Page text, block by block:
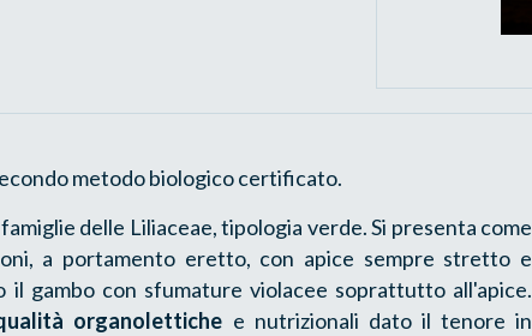
metodo biologico certificato.
delle Liliaceae, tipologia verde. Si presenta come
a portamento eretto, con apice sempre stretto e
gambo con sfumature violacee soprattutto all'apice.
organolettiche e nutrizionali dato il tenore in